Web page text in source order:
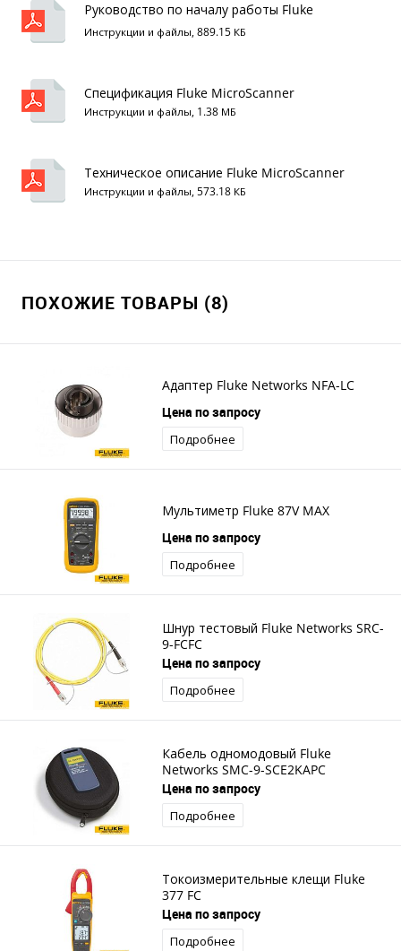
Руководство по началу работы Fluke
MicroScanner
Инструкции и файлы, 889.15 КБ
Спецификация Fluke MicroScanner
Инструкции и файлы, 1.38 МБ
Техническое описание Fluke MicroScanner
Инструкции и файлы, 573.18 КБ
ПОХОЖИЕ ТОВАРЫ (8)
Адаптер Fluke Networks NFA-LC
Цена по запросу
Подробнее
Мультиметр Fluke 87V MAX
Цена по запросу
Подробнее
Шнур тестовый Fluke Networks SRC-
9-FCFC
Цена по запросу
Подробнее
Кабель одномодовый Fluke
Networks SMC-9-SCE2KAPC
Цена по запросу
Подробнее
Токоизмерительные клещи Fluke
377 FC
Цена по запросу
Подробнее